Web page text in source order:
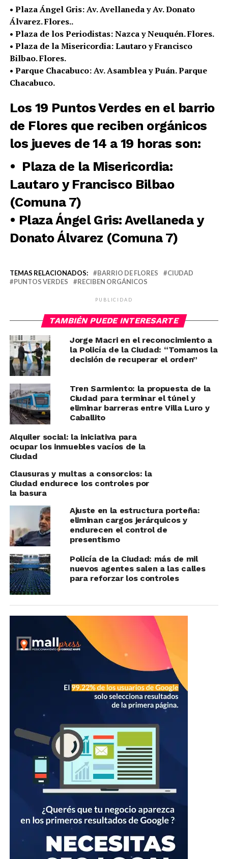
• Plaza Ángel Gris: Av. Avellaneda y Av. Donato
Álvarez. Flores..
• Plaza de los Periodistas: Nazca y Neuquén. Flores.
• Plaza de la Misericordia: Lautaro y Francisco
Bilbao. Flores.
• Parque Chacabuco: Av. Asamblea y Puán. Parque
Chacabuco.
Los 19 Puntos Verdes en el barrio
de Flores que reciben orgánicos
los jueves de 14 a 19 horas son:
• Plaza de la Misericordia:
Lautaro y Francisco Bilbao
(Comuna 7)
• Plaza Ángel Gris: Avellaneda y
Donato Álvarez (Comuna 7)
TEMAS RELACIONADOS: BARRIO DE FLORES
CIUDAD
PUNTOS VERDES
RECIBEN ORGÁNICOS
PUBLICIDAD
TAMBIÉN PUEDE INTERESARTE
Jorge Macri en el reconocimiento a
la Policía de la Ciudad: “Tomamos la
decisión de recuperar el orden”
Tren Sarmiento: la propuesta de la
Ciudad para terminar el túnel y
eliminar barreras entre Villa Luro y
Caballito
Alquiler social: la iniciativa para
ocupar los inmuebles vacíos de la
Ciudad
Clausuras y multas a consorcios: la
Ciudad endurece los controles por
la basura
Ajuste en la estructura porteña:
eliminan cargos jerárquicos y
endurecen el control de
presentismo
Policía de la Ciudad: más de mil
nuevos agentes salen a las calles
para reforzar los controles